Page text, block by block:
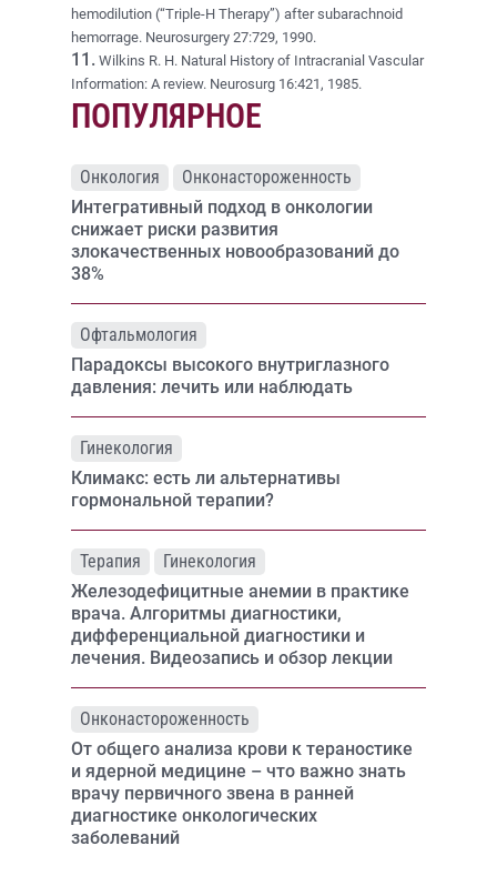
hemodilution (“Triple-H Therapy”) after subarachnoid
hemorrage. Neurosurgery 27:729, 1990.
11. Wilkins R. H. Natural History of Intracranial Vascular
Information: A review. Neurosurg 16:421, 1985.
ПОПУЛЯРНОЕ
Онкология
Онконастороженность
Интегративный подход в онкологии
снижает риски развития
злокачественных новообразований до
38%
Офтальмология
Парадоксы высокого внутриглазного
давления: лечить или наблюдать
Гинекология
Климакс: есть ли альтернативы
гормональной терапии?
Терапия
Гинекология
Железодефицитные анемии в практике
врача. Алгоритмы диагностики,
дифференциальной диагностики и
лечения. Видеозапись и обзор лекции
Онконастороженность
От общего анализа крови к тераностике
и ядерной медицине – что важно знать
врачу первичного звена в ранней
диагностике онкологических
заболеваний